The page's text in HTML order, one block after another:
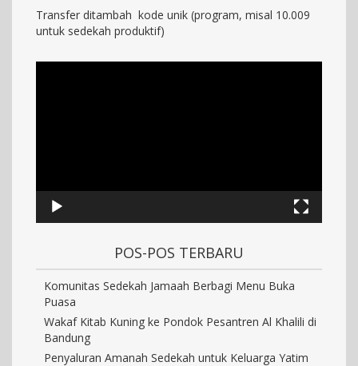
Transfer ditambah kode unik (program, misal 10.009
untuk sedekah produktif)
POS-POS TERBARU
Komunitas Sedekah Jamaah Berbagi Menu Buka
Puasa
Wakaf Kitab Kuning ke Pondok Pesantren Al Khalili di
Bandung
Penyaluran Amanah Sedekah untuk Keluarga Yatim